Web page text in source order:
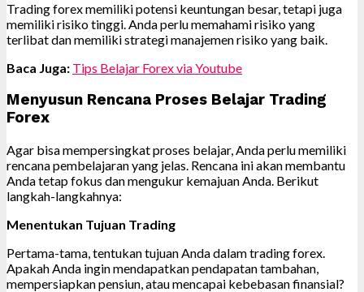
Trading forex memiliki potensi keuntungan besar, tetapi juga
memiliki risiko tinggi. Anda perlu memahami risiko yang
terlibat dan memiliki strategi manajemen risiko yang baik.
Baca Juga: Tips Belajar Forex via Youtube
Menyusun Rencana Proses Belajar Trading
Forex
Agar bisa mempersingkat proses belajar, Anda perlu memiliki
rencana pembelajaran yang jelas. Rencana ini akan membantu
Anda tetap fokus dan mengukur kemajuan Anda. Berikut
langkah-langkahnya:
Menentukan Tujuan Trading
Pertama-tama, tentukan tujuan Anda dalam trading forex.
Apakah Anda ingin mendapatkan pendapatan tambahan,
mempersiapkan pensiun, atau mencapai kebebasan finansial?